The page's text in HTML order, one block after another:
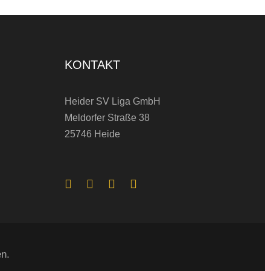
V
r
i
e
g
n
KONTAKT
Heider SV Liga GmbH
Meldorfer Straße 38
25746 Heide